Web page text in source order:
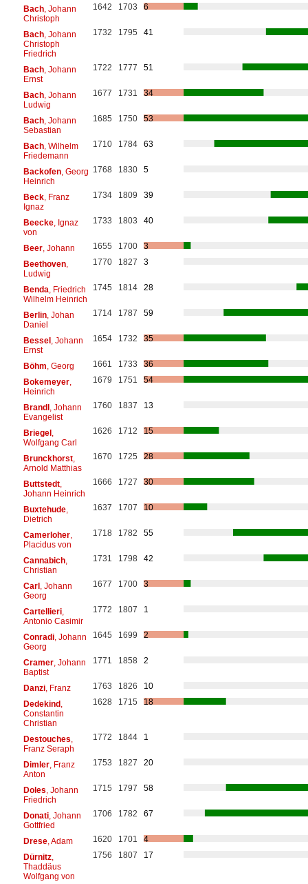
Bach, Johann
Christoph
1642 1703 6
Bach, Johann
Christoph
Friedrich
1732 1795 41
Bach, Johann
Ernst
1722 1777 51
Bach, Johann
Ludwig
1677 1731 34
Bach, Johann
Sebastian
1685 1750 53
Bach, Wilhelm
Friedemann
1710 1784 63
Backofen, Georg
Heinrich
1768 1830 5
Beck, Franz
Ignaz
1734 1809 39
Beecke, Ignaz
von
1733 1803 40
Beer, Johann 1655 1700
3
Beethoven,
Ludwig
1770 1827 3
Benda , Friedrich
Wilhelm Heinrich
1745 1814 28
Berlin, Johan
Daniel
1714 1787 59
Bessel, Johann
Ernst
1654 1732 35
Böhm , Georg 1661 1733
36
Bokemeyer,
Heinrich
1679 1751 54
Brandl, Johann
Evangelist
1760 1837 13
Briegel,
Wolfgang Carl
1626 1712 15
Brunckhorst,
Arnold Matthias
1670 1725 28
Buttstedt,
Johann Heinrich
1666 1727 30
Buxtehude,
Dietrich
1637 1707 10
Camerloher,
Placidus von
1718 1782 55
Cannabich,
Christian
1731 1798 42
Carl, Johann
Georg
1677 1700 3
Cartellieri,
Antonio Casimir
1772 1807 1
Conradi, Johann
Georg
1645 1699 2
Cramer, Johann
Baptist
1771 1858 2
Danzi, Franz 1763 1826
10
Dedekind,
Constantin
Christian
1628 1715 18
Destouches
Franz Seraph
1772 1844 1
Dimler, Franz
Anton
1753 1827 20
Doles , Johann
Friedrich
1715 1797 58
Donati, Johann
Gottfried
1706 1782 67
Drese, Adam 1620 1701
4
Dürnitz,
Thaddäus
Wolfgang von
1756 1807 17